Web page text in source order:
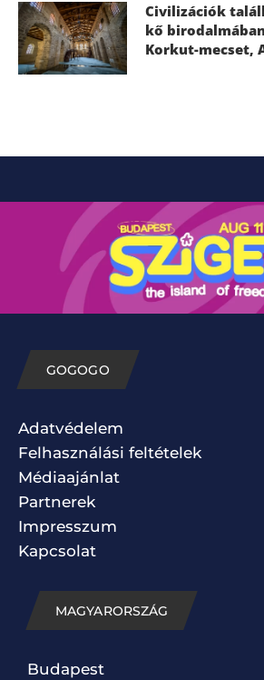
Civilizációk
kő
Korkut-mecset,
GOGOGO
Adatvédelem
Felhasználási feltételek
Médiaajánlat
Partnerek
Impresszum
Kapcsolat
MAGYARORSZÁG
Budapest